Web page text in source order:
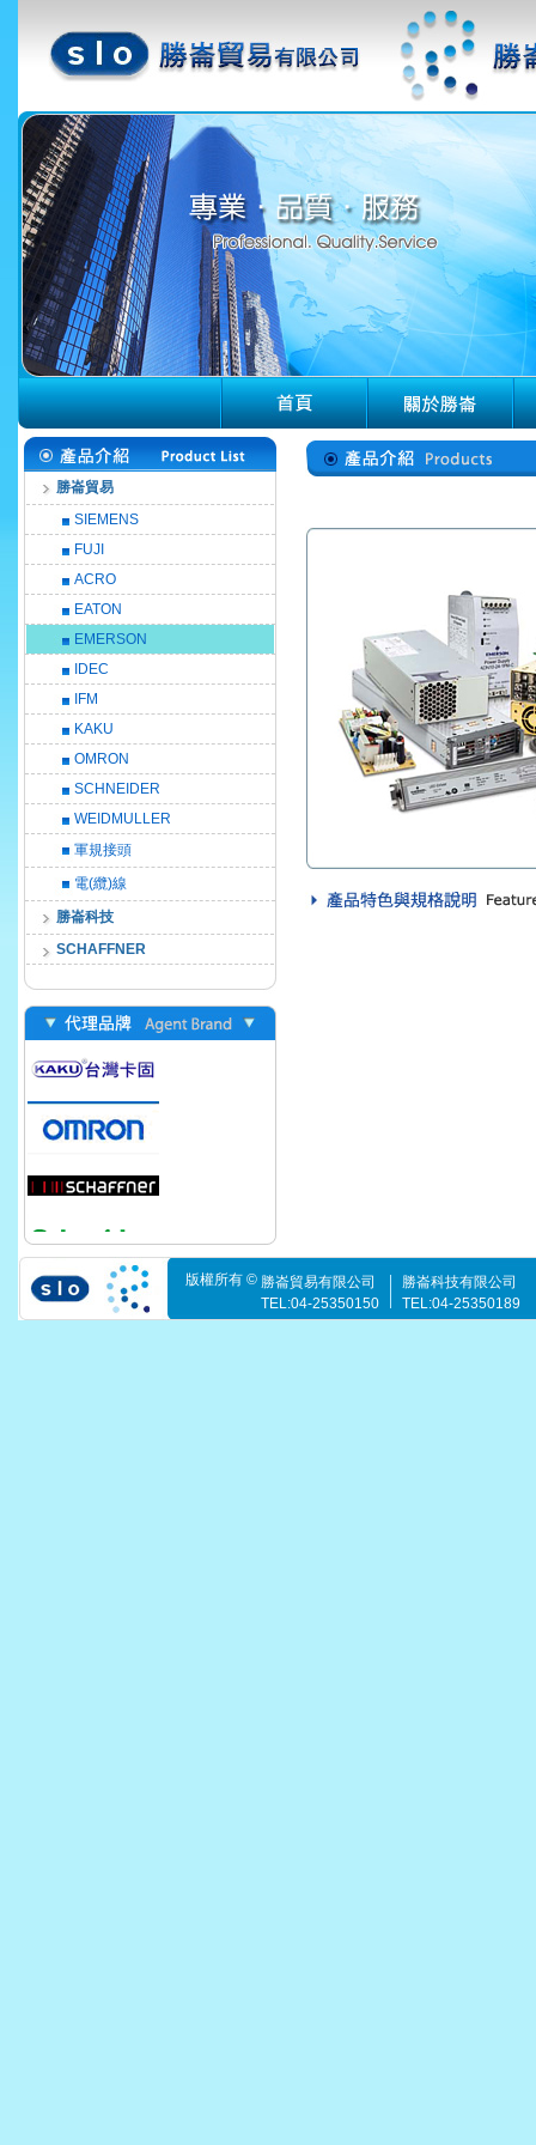
勝崙貿易
SIEMENS
FUJI
ACRO
EATON
EMERSON
IDEC
IFM
KAKU
OMRON
SCHNEIDER
WEIDMULLER
軍規接頭
電(纜)線
勝崙科技
SCHAFFNER
版權所有 © 勝崙貿易有限公司
TEL:04-25350150
勝崙科技有限公司
TEL:04-25350189